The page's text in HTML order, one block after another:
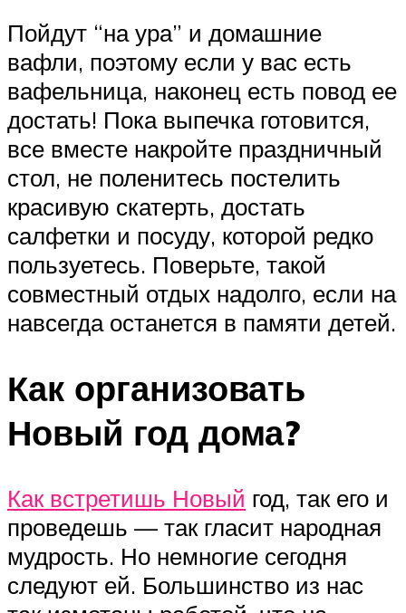
Пойдут “на ура” и домашние
вафли, поэтому если у вас есть
вафельница, наконец есть повод ее
достать! Пока выпечка готовится,
все вместе накройте праздничный
стол, не поленитесь постелить
красивую скатерть, достать
салфетки и посуду, которой редко
пользуетесь. Поверьте, такой
совместный отдых надолго, если на
навсегда останется в памяти детей.
Как организовать
Новый год дома?
Как встретишь Новый год, так его и
проведешь — так гласит народная
мудрость. Но немногие сегодня
следуют ей. Большинство из нас